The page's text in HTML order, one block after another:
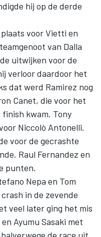
hij op de derde
voor Vietti en
van Dalla
uitwijken voor de
verloor daardoor het
dat werd Ramirez nog
Canet, die voor het
kwam. Tony
Niccolò Antonelli.
voor de gecrashte
Raul Fernandez en
punten.
Nepa en Tom
in de zevende
veel later ging het mis
Ayumu Sasaki met